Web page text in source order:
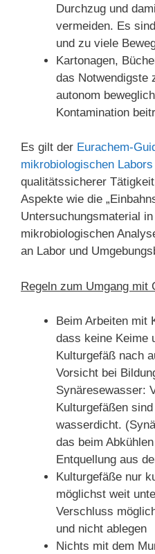
Durchzug und
vermeiden. Es
und zu viele
Kartonagen,
das Notwendigste
autonom
Kontamination
Es gilt der Eurachem-
mikrobiologischen Labors
qualitätssicherer
Aspekte wie die
Untersuchungsmaterial
mikrobiologischen
an Labor und
Regeln zum Umgang mit
Beim Arbeiten mit
dass keine Keime
Kulturgefäß nach
Vorsicht bei
Synäresewasser:
Kulturgefäßen
wasserdicht.
das beim
Entquellung aus
Kulturgefäße nur
möglichst weit
Verschluss
und nicht ablegen
Nichts mit dem